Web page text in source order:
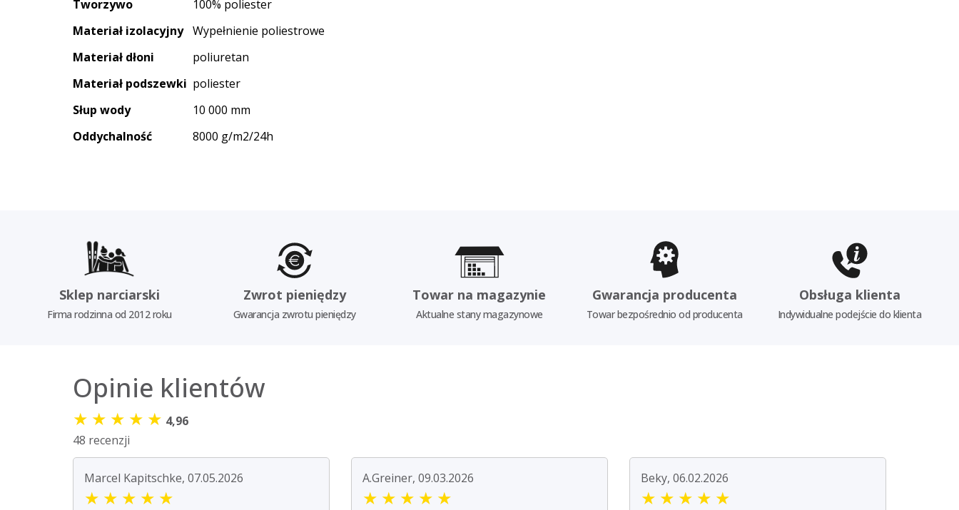
Tworzywo
100% poliester
Materiał izolacyjny Wypełnienie poliestrowe
Materiał dłoni
poliuretan
Materiał podszewki poliester
Słup wody
10 000 mm
Oddychalność
8000 g/m2/24h
Sklep narciarski
Firma rodzinna od 2012 roku
Zwrot pieniędzy
Gwarancja zwrotu pieniędzy
Towar na magazynie
Aktualne stany magazynowe
Gwarancja producenta
Towar bezpośrednio od producenta
Obsługa klienta
Indywidualne podejście do klienta
Opinie klientów
★ ★ ★ ★ ★ 4,96
48 recenzji
Marcel Kapitschke, 07.05.2026
★ ★ ★ ★ ★
A.Greiner, 09.03.2026
★ ★ ★ ★ ★
Beky, 06.02.2026
★ ★ ★ ★ ★